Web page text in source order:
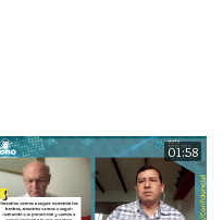
01:58